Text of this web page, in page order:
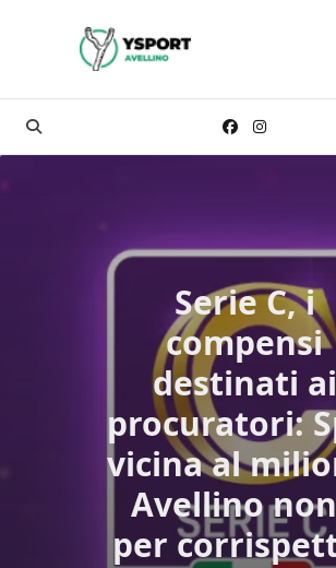
Serie C, i
compensi
destinati ai
procuratori:
vicina al
Avellino
per